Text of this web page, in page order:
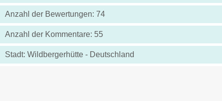
Anzahl der Bewertungen: 74
Anzahl der Kommentare: 55
Stadt: Wildbergerhütte - Deutschland